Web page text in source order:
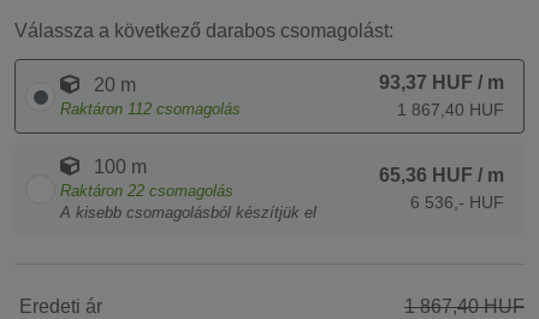
Válassza a következő darabos csomagolást:
20 m
Raktáron 112 csomagolás
93,37 HUF / m
1 867,40 HUF
100 m
Raktáron 22 csomagolás
A kisebb csomagolásból készítjük el
65,36 HUF / m
6 536,- HUF
Eredeti ár 1 867,40 HUF